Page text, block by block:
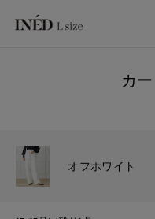
カ
オフホワイト